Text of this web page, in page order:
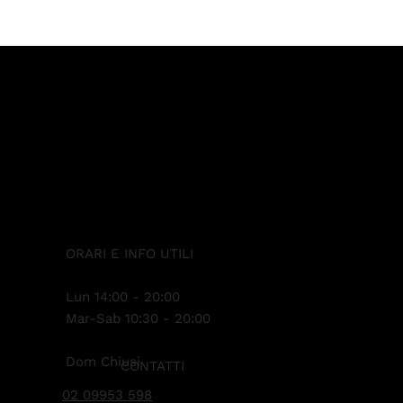
CONTATTI
02 09953 598
ORARI E INFO UTILI
Lun 14:00 - 20:00
Mar-Sab 10:30 - 20:00
Dom Chiusi